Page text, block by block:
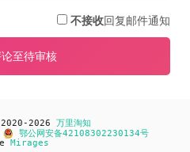
不接收回复邮件通知
2026 万里淘知
鄂公网安备42108302230134号
Mirages